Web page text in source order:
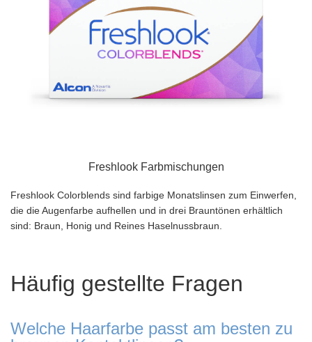
Freshlook Farbmischungen
Freshlook Colorblends sind farbige Monatslinsen zum Einwerfen,
die die Augenfarbe aufhellen und in drei Brauntönen erhältlich
sind: Braun, Honig und Reines Haselnussbraun.
Häufig gestellte Fragen
Welche Haarfarbe passt am besten zu